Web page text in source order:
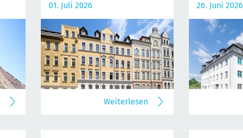
01. Juli 2026
Weiterlesen
26. Juni 2026